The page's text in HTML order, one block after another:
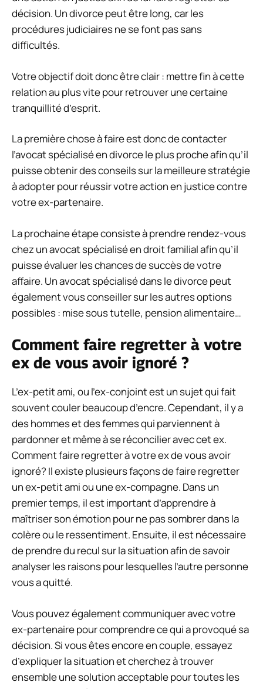
décision. Un divorce peut être long, car les
procédures judiciaires ne se font pas sans
difficultés.
Votre objectif doit donc être clair : mettre fin à cette
relation au plus vite pour retrouver une certaine
tranquillité d’esprit.
La première chose à faire est donc de contacter
l’avocat spécialisé en divorce le plus proche afin qu’il
puisse obtenir des conseils sur la meilleure stratégie
à adopter pour réussir votre action en justice contre
votre ex-partenaire.
La prochaine étape consiste à prendre rendez-vous
chez un avocat spécialisé en droit familial afin qu’il
puisse évaluer les chances de succès de votre
affaire. Un avocat spécialisé dans le divorce peut
également vous conseiller sur les autres options
possibles : mise sous tutelle, pension alimentaire…
Comment faire regretter à votre
ex de vous avoir ignoré ?
L’ex-petit ami, ou l’ex-conjoint est un sujet qui fait
souvent couler beaucoup d’encre. Cependant, il y a
des hommes et des femmes qui parviennent à
pardonner et même à se réconcilier avec cet ex.
Comment faire regretter à votre ex de vous avoir
ignoré? Il existe plusieurs façons de faire regretter
un ex-petit ami ou une ex-compagne. Dans un
premier temps, il est important d’apprendre à
maîtriser son émotion pour ne pas sombrer dans la
colère ou le ressentiment. Ensuite, il est nécessaire
de prendre du recul sur la situation afin de savoir
analyser les raisons pour lesquelles l’autre personne
vous a quitté.
Vous pouvez également communiquer avec votre
ex-partenaire pour comprendre ce qui a provoqué sa
décision. Si vous êtes encore en couple, essayez
d’expliquer la situation et cherchez à trouver
ensemble une solution acceptable pour toutes les